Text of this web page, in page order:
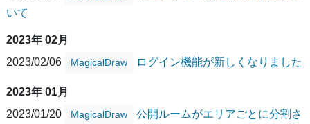
いて
2023年 02月
2023/02/06
MagicalDraw ログイン機能が新しくなりました
2023年 01月
2023/01/20
MagicalDraw 公開ルームがエリアごとに分割さ